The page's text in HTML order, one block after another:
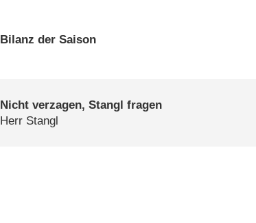
Bilanz der Saison
Nicht verzagen, Stangl fragen
Herr Stangl